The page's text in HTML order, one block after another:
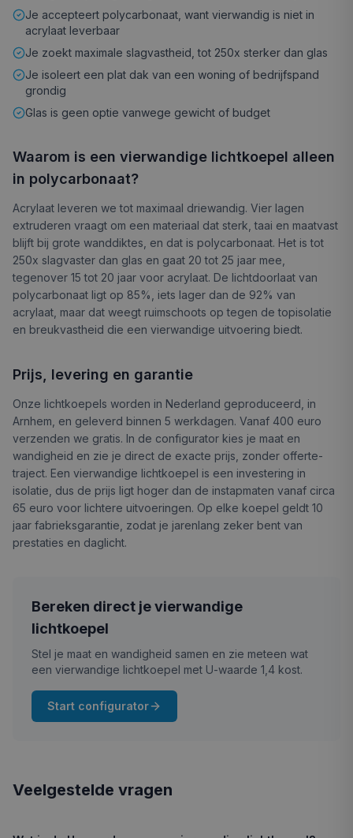
Je accepteert polycarbonaat, want vierwandig is niet in
acrylaat leverbaar
Je zoekt maximale slagvastheid, tot 250x sterker dan glas
Je isoleert een plat dak van een woning of bedrijfspand
grondig
Glas is geen optie vanwege gewicht of budget
Waarom is een vierwandige lichtkoepel alleen
in polycarbonaat?
Acrylaat leveren we tot maximaal driewandig. Vier lagen
extruderen vraagt om een materiaal dat sterk, taai en maatvast
blijft bij grote wanddiktes, en dat is polycarbonaat. Het is tot
250x slagvaster dan glas en gaat 20 tot 25 jaar mee,
tegenover 15 tot 20 jaar voor acrylaat. De lichtdoorlaat van
polycarbonaat ligt op 85%, iets lager dan de 92% van
acrylaat, maar dat weegt ruimschoots op tegen de topisolatie
en breukvastheid die een vierwandige uitvoering biedt.
Prijs, levering en garantie
Onze lichtkoepels worden in Nederland geproduceerd, in
Arnhem, en geleverd binnen 5 werkdagen. Vanaf 400 euro
verzenden we gratis. In de configurator kies je maat en
wandigheid en zie je direct de exacte prijs, zonder offerte-
traject. Een vierwandige lichtkoepel is een investering in
isolatie, dus de prijs ligt hoger dan de instapmaten vanaf circa
65 euro voor lichtere uitvoeringen. Op elke koepel geldt 10
jaar fabrieksgarantie, zodat je jarenlang zeker bent van
prestaties en daglicht.
Bereken direct je vierwandige
lichtkoepel
Stel je maat en wandigheid samen en zie meteen wat
een vierwandige lichtkoepel met U-waarde 1,4 kost.
Start configurator
Veelgestelde vragen